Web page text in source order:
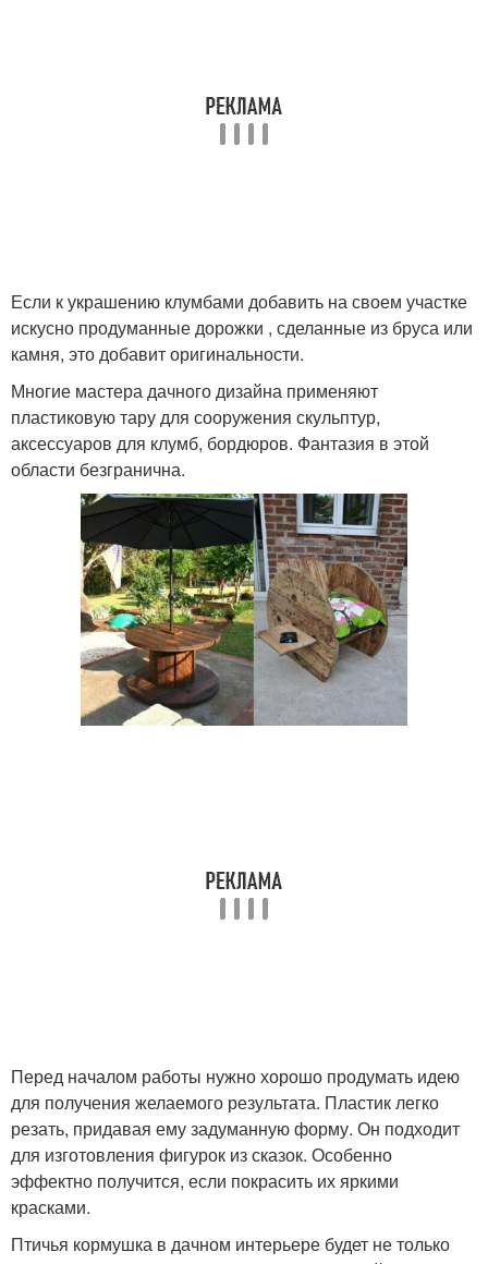
Если к украшению клумбами добавить на своем участке
искусно продуманные дорожки , сделанные из бруса или
камня, это добавит оригинальности.
Многие мастера дачного дизайна применяют
пластиковую тару для сооружения скульптур,
аксессуаров для клумб, бордюров. Фантазия в этой
области безгранична.
Перед началом работы нужно хорошо продумать идею
для получения желаемого результата. Пластик легко
резать, придавая ему задуманную форму. Он подходит
для изготовления фигурок из сказок. Особенно
эффектно получится, если покрасить их яркими
красками.
Птичья кормушка в дачном интерьере будет не только